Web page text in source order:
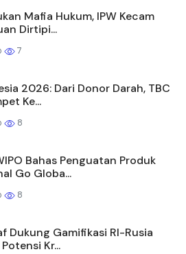
Mafia Hukum, IPW Kecam
Dirtipi...
7
2026: Dari Donor Darah, TBC
Ke...
8
Bahas Penguatan Produk
Go Globa...
8
Dukung Gamifikasi RI-Rusia
Kr...